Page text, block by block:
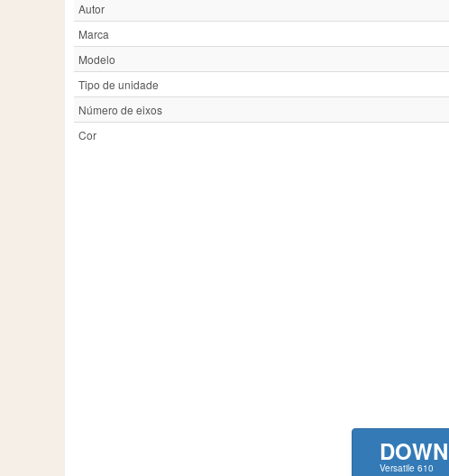
Autor
Marca
Modelo
Tipo de unidade
Número de eixos
Cor
Versatile 610